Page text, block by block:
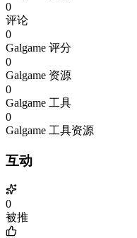
0
评论
0
Galgame 评分
0
Galgame 资源
0
Galgame 工具
0
Galgame 工具资源
互动
0
被推